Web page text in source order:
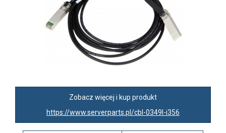
Zobacz więcej i kup produkt
https://www.serverparts.pl/cbl-0349l-i356